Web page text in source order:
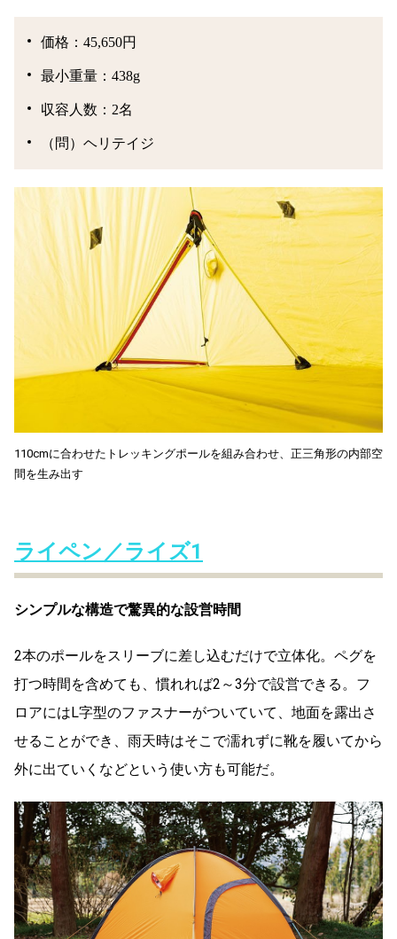
価格：45,650円
最小重量：438g
収容人数：2名
（問）ヘリテイジ
110cmに合わせたトレッキングポールを組み合わせ、正三角形の内部空
間を生み出す
ライペン／ライズ1
シンプルな構造で驚異的な設営時間
2本のポールをスリーブに差し込むだけで立体化。ペグを
打つ時間を含めても、慣れれば2～3分で設営できる。フ
ロアにはL字型のファスナーがついていて、地面を露出さ
せることができ、雨天時はそこで濡れずに靴を履いてから
外に出ていくなどという使い方も可能だ。